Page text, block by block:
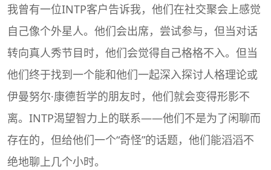
我曾有一位INTP客户告诉我，他们在社交聚会上感觉
自己像个外星人。他们会出席，尝试参与，但当对话
转向真人秀节目时，他们会觉得自己格格不入。但当
他们终于找到一个能和他们一起深入探讨人格理论或
伊曼努尔·康德哲学的朋友时，他们就会变得形影不
离。INTP渴望智力上的联系——他们不是为了闲聊而
存在的，但给他们一个“奇怪”的话题，他们能滔滔不
绝地聊上几个小时。